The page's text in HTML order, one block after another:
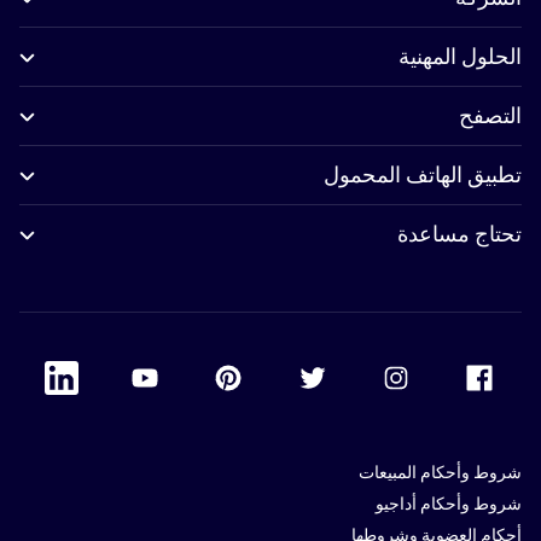
الحلول المهنية
التصفح
تطبيق الهاتف المحمول
تحتاج مساعدة
Accor Facebook
Accor Twitter
Accor Pinterest
Accor Youtube
Linkedin
شروط وأحكام المبيعات
شروط وأحكام أداجيو
أحكام العضوية وشروطها